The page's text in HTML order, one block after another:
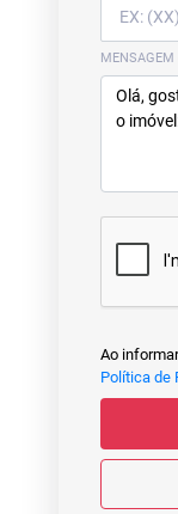
Ao
Política de